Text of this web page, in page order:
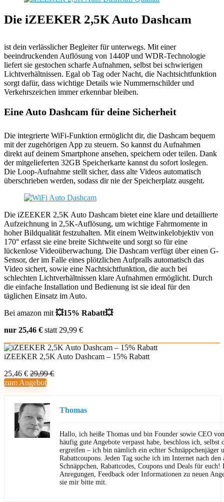
Die iZEEKER 2,5K Auto Dashcam
ist dein verlässlicher Begleiter für unterwegs. Mit einer
beeindruckenden Auflösung von 1440P und WDR-Technologie
liefert sie gestochen scharfe Aufnahmen, selbst bei schwierigen
Lichtverhältnissen. Egal ob Tag oder Nacht, die Nachtsichtfunktion
sorgt dafür, dass wichtige Details wie Nummernschilder und
Verkehrszeichen immer erkennbar bleiben.
Eine Auto Dashcam für deine Sicherheit
Die integrierte WiFi-Funktion ermöglicht dir, die Dashcam bequem
mit der zugehörigen App zu steuern. So kannst du Aufnahmen
direkt auf deinem Smartphone ansehen, speichern oder teilen. Dank
der mitgelieferten 32GB Speicherkarte kannst du sofort loslegen.
Die Loop-Aufnahme stellt sicher, dass alte Videos automatisch
überschrieben werden, sodass dir nie der Speicherplatz ausgeht.
Die iZEEKER 2,5K Auto Dashcam bietet eine klare und detaillierte
Aufzeichnung in 2,5K-Auflösung, um wichtige Fahrmomente in
hoher Bildqualität festzuhalten. Mit einem Weitwinkelobjektiv von
170° erfasst sie eine breite Sichtweite und sorgt so für eine
lückenlose Videoüberwachung. Die Dashcam verfügt über einen G-
Sensor, der im Falle eines plötzlichen Aufpralls automatisch das
Video sichert, sowie eine Nachtsichtfunktion, die auch bei
schlechten Lichtverhältnissen klare Aufnahmen ermöglicht. Durch
die einfache Installation und Bedienung ist sie ideal für den
täglichen Einsatz im Auto.
Bei amazon mit 💥15% Rabatt💥
nur 25,46 € statt 29,99 €
iZEEKER 2,5K Auto Dashcam – 15% Rabatt
25,46 € 29,99 €
zum Angebot
Thomas
Hallo, ich heiße Thomas und bin Founder sowie CEO
häufig gute Angebote verpasst habe, beschloss ich,
ergreifen – ich bin nämlich ein echter Schnäppchenjäger
Rabattcoupons. Jeden Tag suche ich im Internet nach den
Schnäppchen, Rabattcodes, Coupons und Deals für euch!
Anregungen, Feedback oder Informationen zu neuen
sie mir bitte mit.